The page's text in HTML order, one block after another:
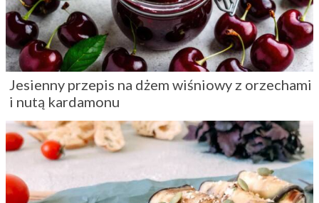
Jesienny przepis na dżem wiśniowy z orzechami
i nutą kardamonu